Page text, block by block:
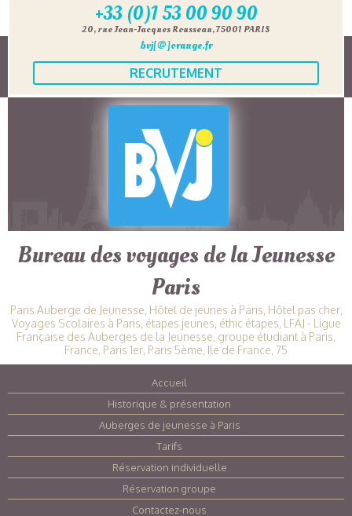
+33 (0)1 53 00 90 90
20, rue Jean-Jacques Rousseau, 75001 PARIS
bvj[@]orange.fr
RECRUTEMENT
Bureau des voyages de la Jeunesse
Paris
Paris Auberge de Jeunesse, Hôtel de jeunes à Paris, Hôtel pas cher,
Voyages Scolaires à Paris, étapes jeunes, éthic étapes, LFAJ - Ligue
Française des Auberges de la Jeunesse, groupe étudiant à Paris,
France, Paris 1er, Paris 5ème, Ile de France, 75
Accueil
Historique & présentation
Auberges de jeunesse à Paris
Tarifs
Réservation individuelle
Réservation groupe
Contactez-nous